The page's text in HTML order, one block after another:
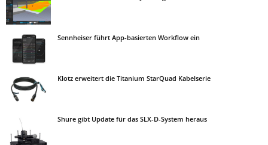
Sennheiser führt App-basierten Workflow ein
Klotz erweitert die Titanium StarQuad Kabelserie
Shure gibt Update für das SLX-D-System heraus